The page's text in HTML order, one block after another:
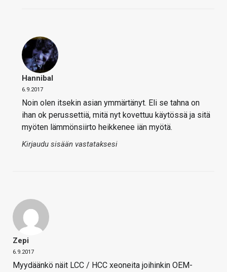
Hannibal
6.9.2017
Noin olen itsekin asian ymmärtänyt. Eli se tahna on
ihan ok perussettiä, mitä nyt kovettuu käytössä ja sitä
myöten lämmönsiirto heikkenee iän myötä.
Kirjaudu sisään vastataksesi
Zepi
6.9.2017
Myydäänkö näit LCC / HCC xeoneita joihinkin OEM-